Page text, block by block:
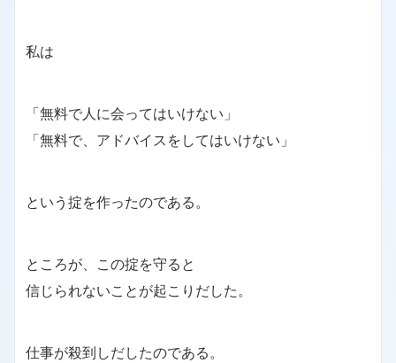
私は
「無料で人に会ってはいけない」
「無料で、アドバイスをしてはいけない」
という掟を作ったのである。
ところが、この掟を守ると
信じられないことが起こりだした。
仕事が殺到しだしたのである。